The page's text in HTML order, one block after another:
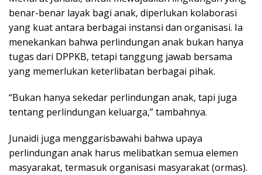
benar-benar layak bagi anak, diperlukan kolaborasi
yang kuat antara berbagai instansi dan organisasi. Ia
menekankan bahwa perlindungan anak bukan hanya
tugas dari DPPKB, tetapi tanggung jawab bersama
yang memerlukan keterlibatan berbagai pihak.
“Bukan hanya sekedar perlindungan anak, tapi juga
tentang perlindungan keluarga,” tambahnya.
Junaidi juga menggarisbawahi bahwa upaya
perlindungan anak harus melibatkan semua elemen
masyarakat, termasuk organisasi masyarakat (ormas).